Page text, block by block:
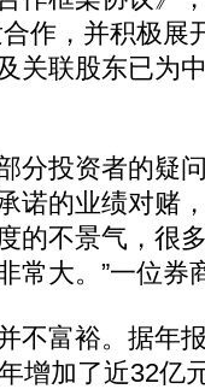
作，并积极展
关联股东已为
投资者的疑问
诺的业绩对赌
的不景气，很
常大。”一位券
富裕。据年
增加了近32亿